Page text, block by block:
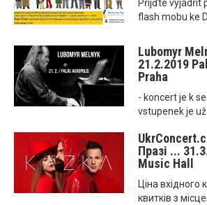
Přijďte vyjádřit
flash mobu ke
Lubomyr
21.2.2019
Praha
- koncert je k
vstupenek je
Празі ...
Music Hall
Ціна вхідного
квитків з